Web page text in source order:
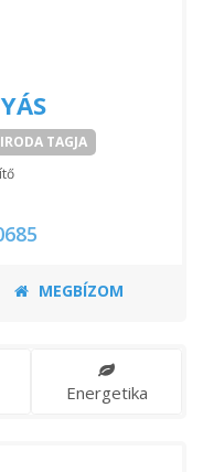
TAGJA
MEGBÍZOM
Energetika